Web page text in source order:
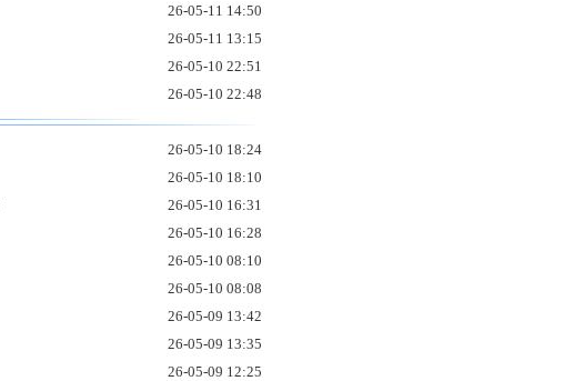
26-05-11 14:50
26-05-11 13:15
26-05-10 22:51
26-05-10 22:48
26-05-10 18:24
26-05-10 18:10
26-05-10 16:31
26-05-10 16:28
26-05-10 08:10
26-05-10 08:08
26-05-09 13:42
26-05-09 13:35
26-05-09 12:25